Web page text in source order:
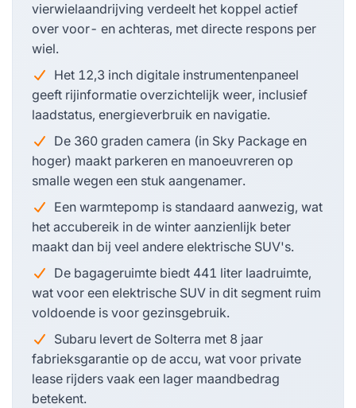
vierwielaandrijving verdeelt het koppel actief
over voor- en achteras, met directe respons per
wiel.
Het 12,3 inch digitale instrumentenpaneel
geeft rijinformatie overzichtelijk weer, inclusief
laadstatus, energieverbruik en navigatie.
De 360 graden camera (in Sky Package en
hoger) maakt parkeren en manoeuvreren op
smalle wegen een stuk aangenamer.
Een warmtepomp is standaard aanwezig, wat
het accubereik in de winter aanzienlijk beter
maakt dan bij veel andere elektrische SUV's.
De bagageruimte biedt 441 liter laadruimte,
wat voor een elektrische SUV in dit segment ruim
voldoende is voor gezinsgebruik.
Subaru levert de Solterra met 8 jaar
fabrieksgarantie op de accu, wat voor private
lease rijders vaak een lager maandbedrag
betekent.